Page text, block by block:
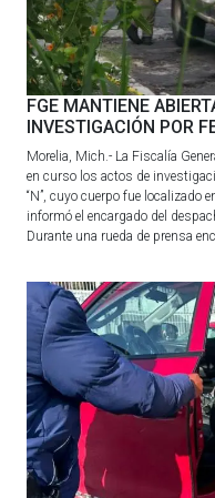
FGE MANTIENE
INVESTIGACIÓN POR
Morelia, Mich.- La Fiscalía
en curso los actos de
“N”, cuyo cuerpo fue localizado
informó el encargado del
Durante una rueda de prensa